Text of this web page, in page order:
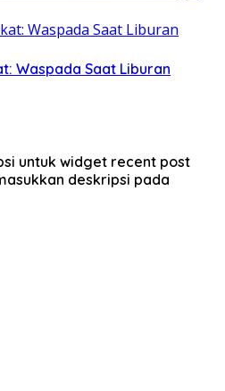
Waspada Saat Liburan
untuk widget recent post
deskripsi pada